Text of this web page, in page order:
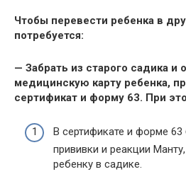
Чтобы перевести ребенка в
потребуется:
— Забрать из старого садика и
медицинскую карту ребенка,
сертификат и форму 63. При
В сертификате и форме
прививки и реакции
ребенку в садике.